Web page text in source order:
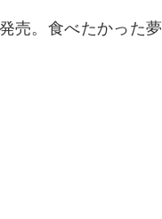
売。食べたかった夢